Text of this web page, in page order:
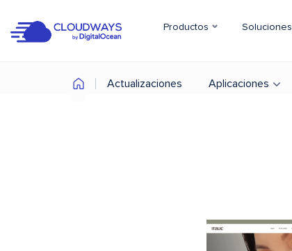
Productos Soluciones
Actualizaciones Aplicaciones